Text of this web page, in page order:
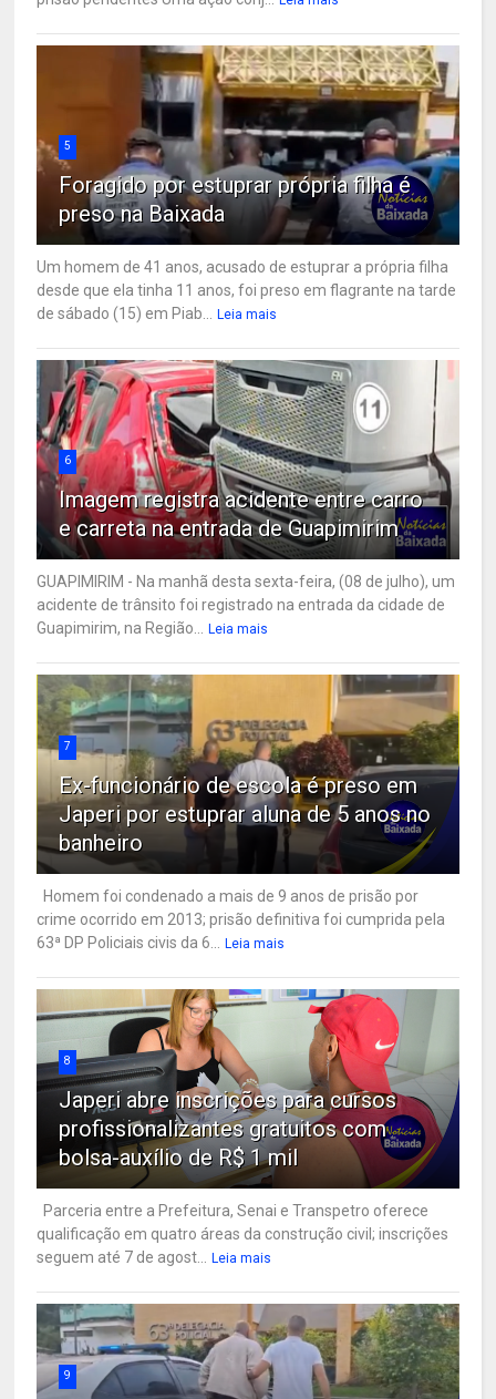
5
Foragido por estuprar própria filha é
preso na Baixada
Um homem de 41 anos, acusado de estuprar a própria filha
desde que ela tinha 11 anos, foi preso em flagrante na tarde
de sábado (15) em Piab...
Leia mais
6
Imagem registra acidente entre carro
e carreta na entrada de Guapimirim
GUAPIMIRIM - Na manhã desta sexta-feira, (08 de julho), um
acidente de trânsito foi registrado na entrada da cidade de
Guapimirim, na Região...
Leia mais
7
Ex-funcionário de escola é preso em
Japeri por estuprar aluna de 5 anos no
banheiro
Homem foi condenado a mais de 9 anos de prisão por
crime ocorrido em 2013; prisão definitiva foi cumprida pela
63ª DP Policiais civis da 6...
Leia mais
8
Japeri abre inscrições para cursos
profissionalizantes gratuitos com
bolsa-auxílio de R$ 1 mil
Parceria entre a Prefeitura, Senai e Transpetro oferece
qualificação em quatro áreas da construção civil; inscrições
seguem até 7 de agost...
Leia mais
9